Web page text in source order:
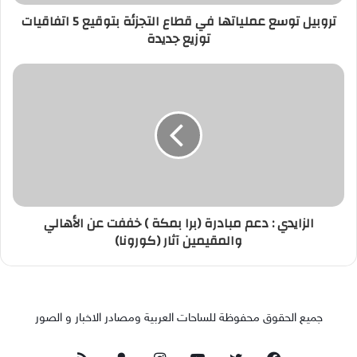
تروبيل توسع عملياتها في قطاع التجزئة بتوقيع 5 اتفاقيات
توزيع جديدة
الزايدي : دعم مبادرة (برا بمكة ) خففت عن الأهالي
والمقيمين آثار (كورونا)
جميع الحقوق محفوظة للساحات العربية ومصادر الاخبار و الصور